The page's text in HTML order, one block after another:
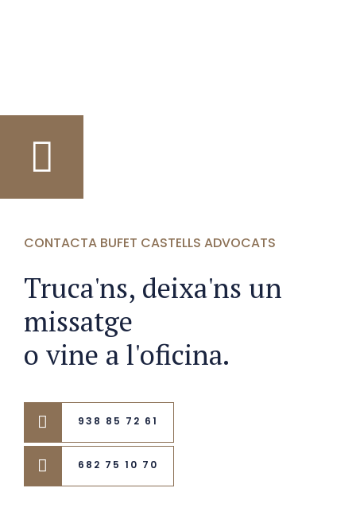
CONTACTA BUFET CASTELLS ADVOCATS
Truca'ns, deixa'ns un
missatge
o vine a l'oficina.
938 85 72 61
682 75 10 70